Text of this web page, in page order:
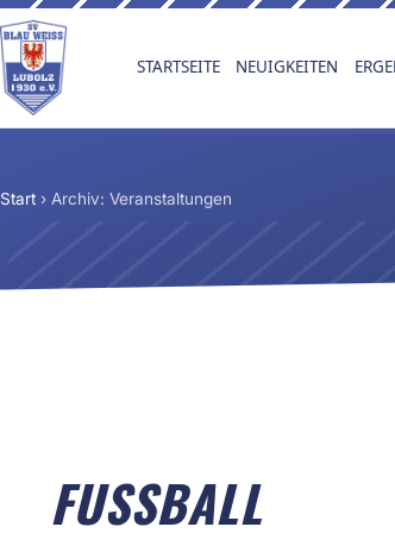
STARTSEITE NEUIGKEITEN
Start › Archiv: Veranstaltungen
FUSSBALL